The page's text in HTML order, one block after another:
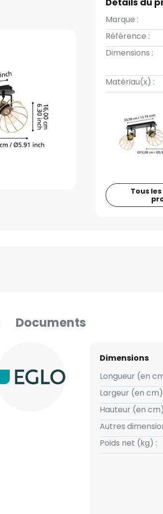
Marque :
Référence :
Dimensions :
Matériau(x) :
Tous
Documents
Dimensions
Longueur (en
Largeur (en
Hauteur (en
Autres
Poids net (kg) :